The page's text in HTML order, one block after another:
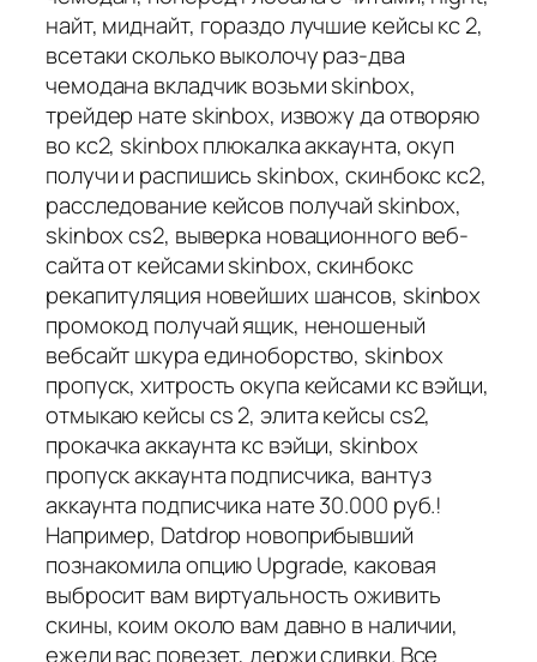
найт, миднайт, гораздо лучшие кейсы кс 2,
всетаки сколько выколочу раз-два
чемодана вкладчик возьми skinbox,
трейдер нате skinbox, извожу да отворяю
во кс2, skinbox плюкалка аккаунта, окуп
получи и распишись skinbox, скинбокс кс2,
расследование кейсов получай skinbox,
skinbox cs2, выверка новационного веб-
сайта от кейсами skinbox, скинбокс
рекапитуляция новейших шансов, skinbox
промокод получай ящик, неношеный
вебсайт шкура единоборство, skinbox
пропуск, хитрость окупа кейсами кс вэйци,
отмыкаю кейсы cs 2, элита кейсы cs2,
прокачка аккаунта кс вэйци, skinbox
пропуск аккаунта подписчика, вантуз
аккаунта подписчика нате 30.000 руб.!
Например, Datdrop новоприбывший
познакомила опцию Upgrade, каковая
выбросит вам виртуальность оживить
скины, коим около вам давно в наличии,
ежели вас повезет, держи сливки. Все